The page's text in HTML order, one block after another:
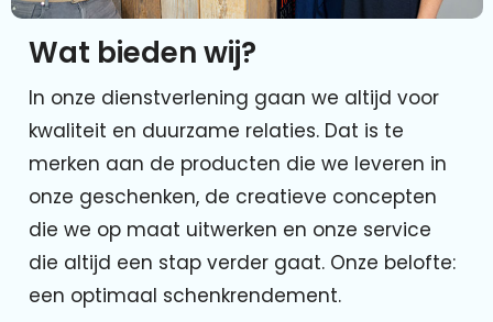
Wat bieden wij?
In onze dienstverlening gaan we altijd voor
kwaliteit en duurzame relaties. Dat is te
merken aan de producten die we leveren in
onze geschenken, de creatieve concepten
die we op maat uitwerken en onze service
die altijd een stap verder gaat. Onze belofte:
een optimaal schenkrendement.